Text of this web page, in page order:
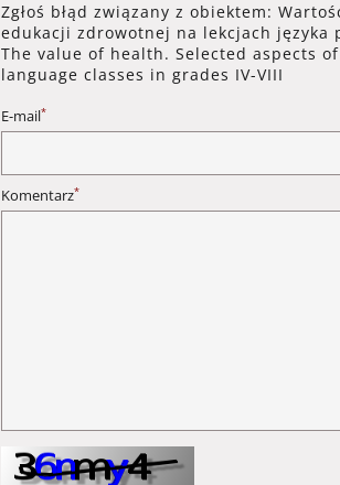
Zgłoś błąd związany z obiektem:
edukacji zdrowotnej na lekcjach języka
The value of health. Selected aspects
language classes in grades IV-VIII
E-mail*
Komentarz*